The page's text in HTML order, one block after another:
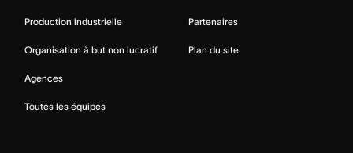
Production industrielle
Organisation à but non lucratif
Agences
Toutes les équipes
Partenaires
Plan du site